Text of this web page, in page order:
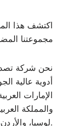
اكتشف هذا
مجموعتنا
نحن شركة
أدوية عالية
الإمارات
والمملكة
لوسيا، والأردن، ورومانيا، وجنوب أفريقيا، وغيرها الكثير.